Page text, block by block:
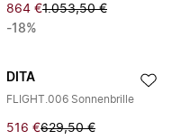
864 €1.053,50 €
-18%
DITA
FLIGHT.006 Sonnenbrille
516 €629,50 €